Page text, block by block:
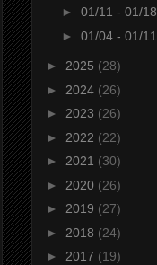
► 01/11 - 01/18
► 01/04 - 01/11
► 2025 (28)
► 2024 (26)
► 2023 (26)
► 2022 (22)
► 2021 (30)
► 2020 (26)
► 2019 (27)
► 2018 (24)
► 2017 (19)